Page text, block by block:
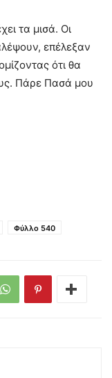
τα μισά. Οι
επέλεξαν
ότι θα
Πάρε Πασά μου
Φύλλο 540